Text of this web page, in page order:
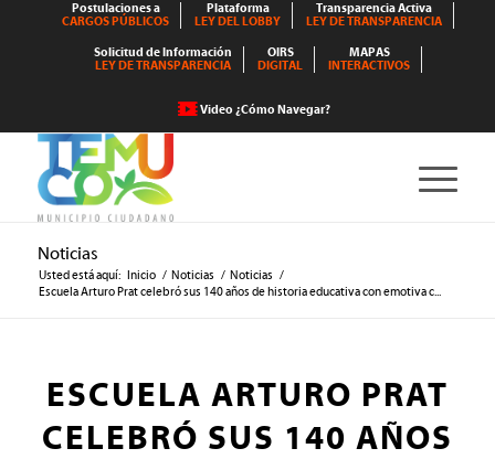
Postulaciones a
CARGOS PÚBLICOS
Plataforma
LEY DEL LOBBY
Transparencia Activa
LEY DE TRANSPARENCIA
Solicitud de Información
LEY DE TRANSPARENCIA
OIRS
DIGITAL
MAPAS
INTERACTIVOS
Video ¿Cómo Navegar?
Noticias
Usted está aquí: Inicio / Noticias / Noticias /
Escuela Arturo Prat celebró sus 140 años de historia educativa con emotiva c...
ESCUELA ARTURO PRAT
CELEBRÓ SUS 140 AÑOS